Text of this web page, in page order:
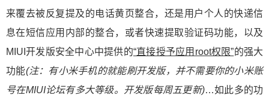
来覆去被反复提及的电话黄页整合，还是用户个人的快递信
息在短信应用内部的整合，或者快速提取验证码功能，以及
MIUI开发版安全中心中提供的“直接授予应用root权限”的强大
功能(注：有小米手机的就能刷开发版，并不需要你的小米账
号在MIUI论坛有多大等级。开发版每周五更新)…如此多的功